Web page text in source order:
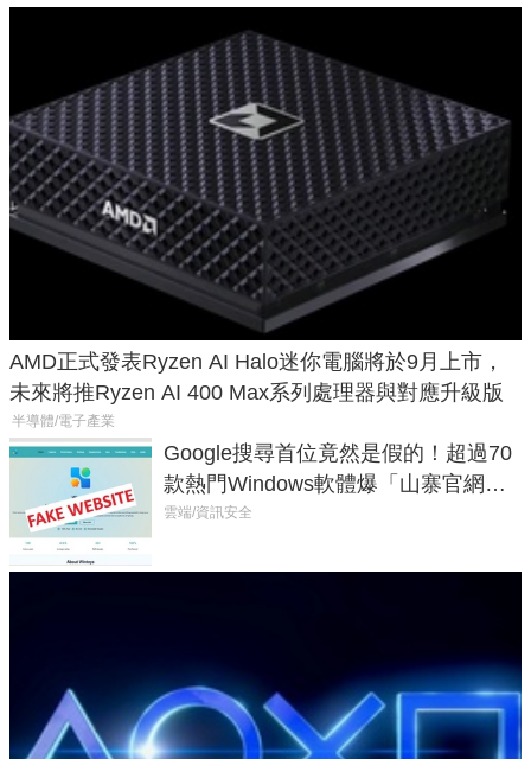
AMD正式發表Ryzen AI Halo迷你電腦將於9月上市，
未來將推Ryzen AI 400 Max系列處理器與對應升級版
半導體/電子產業
Google搜尋首位竟然是假的！超過70
款熱門Windows軟體爆「山寨官網」
危機
雲端/資訊安全